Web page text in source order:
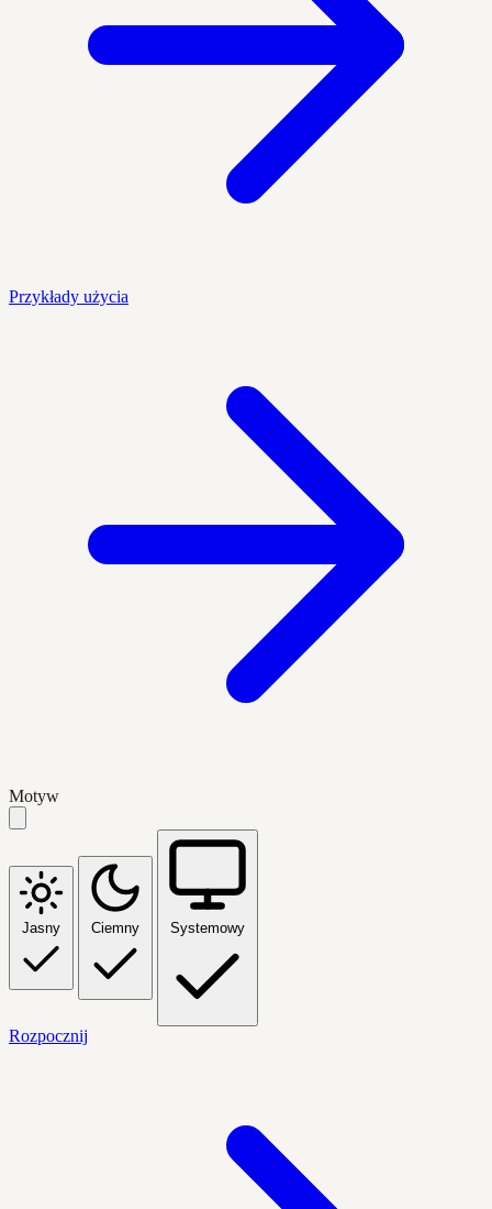
Przykłady użycia
Motyw
Jasny Ciemny Systemowy
Rozpocznij